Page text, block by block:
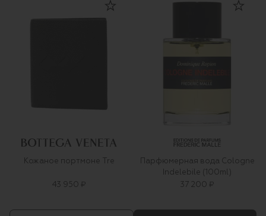
Кожаное портмоне Tre
43 950 ₽
Парфюмерная вода Cologne
Indelebile (100ml)
37 200 ₽